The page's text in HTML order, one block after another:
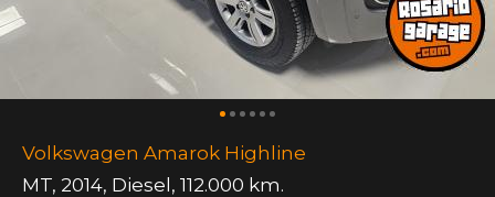
Volkswagen Amarok Highline
MT, 2014, Diesel, 112.000 km.